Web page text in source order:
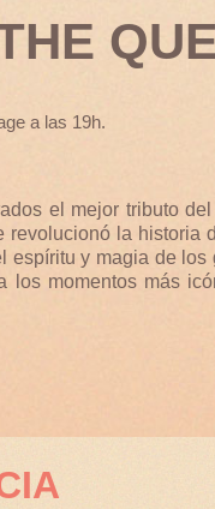
a las 19h.
el mejor tributo
revolucionó la historia
espíritu y magia de
los momentos más